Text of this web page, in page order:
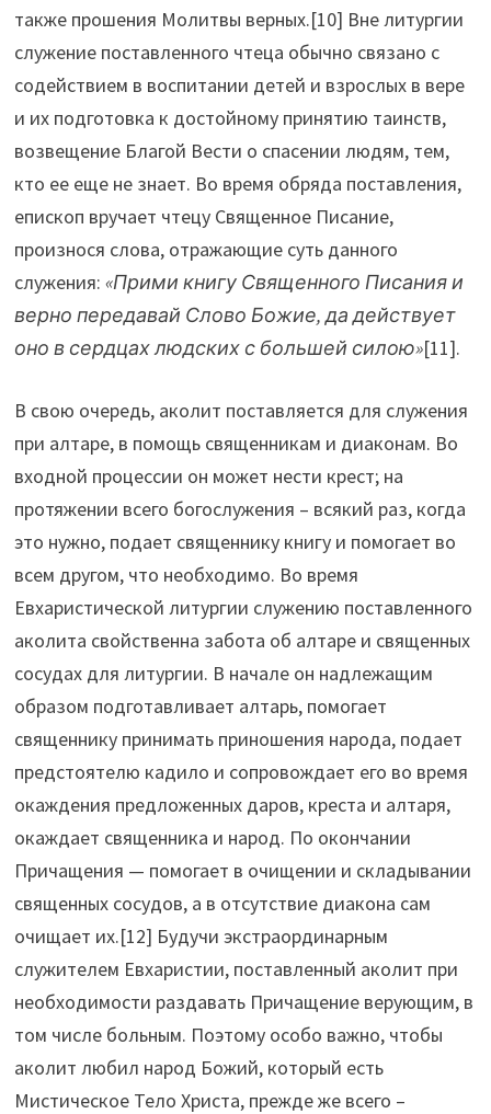
также прошения Молитвы верных.[10] Вне литургии
служение поставленного чтеца обычно связано с
содействием в воспитании детей и взрослых в вере
и их подготовка к достойному принятию таинств,
возвещение Благой Вести о спасении людям, тем,
кто ее еще не знает. Во время обряда поставления,
епископ вручает чтецу Священное Писание,
произнося слова, отражающие суть данного
служения:«Прими книгу Священного Писания и
верно передавай Слово Божие, да действует
оно в сердцах людских с большей силою»[11].
В свою очередь, аколит поставляется для служения
при алтаре, в помощь священникам и диаконам. Во
входной процессии он может нести крест; на
протяжении всего богослужения – всякий раз, когда
это нужно, подает священнику книгу и помогает во
всем другом, что необходимо. Во время
Евхаристической литургии служению поставленного
аколита свойственна забота об алтаре и священных
сосудах для литургии. В начале он надлежащим
образом подготавливает алтарь, помогает
священнику принимать приношения народа, подает
предстоятелю кадило и сопровождает его во время
окаждения предложенных даров, креста и алтаря,
окаждает священника и народ. По окончании
Причащения — помогает в очищении и складывании
священных сосудов, а в отсутствие диакона сам
очищает их.[12] Будучи экстраординарным
служителем Евхаристии, поставленный аколит при
необходимости раздавать Причащение верующим, в
том числе больным. Поэтому особо важно, чтобы
аколит любил народ Божий, который есть
Мистическое Тело Христа, прежде же всего –